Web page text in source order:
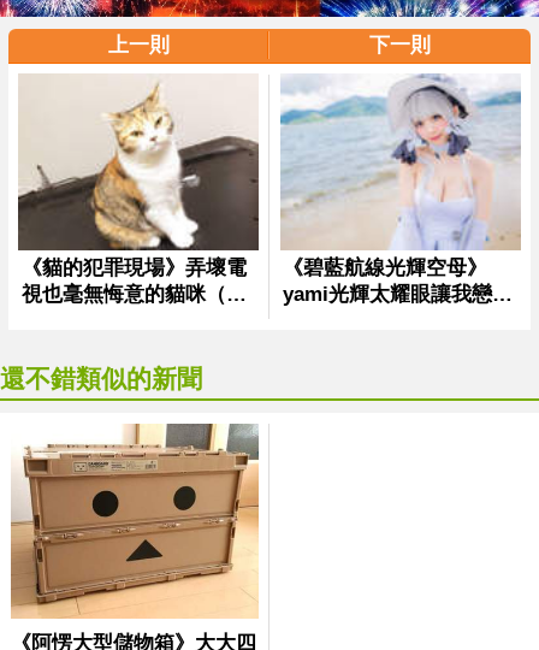
上一則 下一則
還不錯類似的新聞